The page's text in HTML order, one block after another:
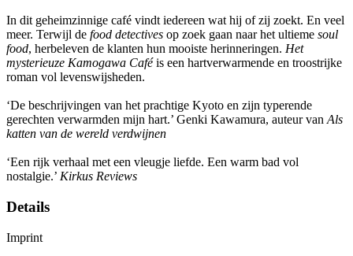
In dit geheimzinnige café vindt iedereen wat hij of zij zoekt. En veel
meer. Terwijl de food detectives op zoek gaan naar het ultieme soul
food, herbeleven de klanten hun mooiste herinneringen. Het
mysterieuze Kamogawa Café is een hartverwarmende en troostrijke
roman vol levenswijsheden.
‘De beschrijvingen van het prachtige Kyoto en zijn typerende
gerechten verwarmden mijn hart.’ Genki Kawamura, auteur vanAls
katten van de wereld verdwijnen
‘Een rijk verhaal met een vleugje liefde. Een warm bad vol
nostalgie.’ Kirkus Reviews
Details
Imprint